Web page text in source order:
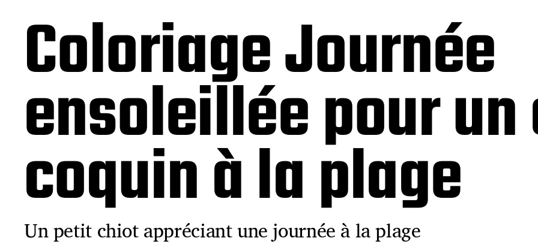
Coloriage Journée
ensoleillée pour
coquin à la plage
Un petit chiot appréciant une journée à la plage